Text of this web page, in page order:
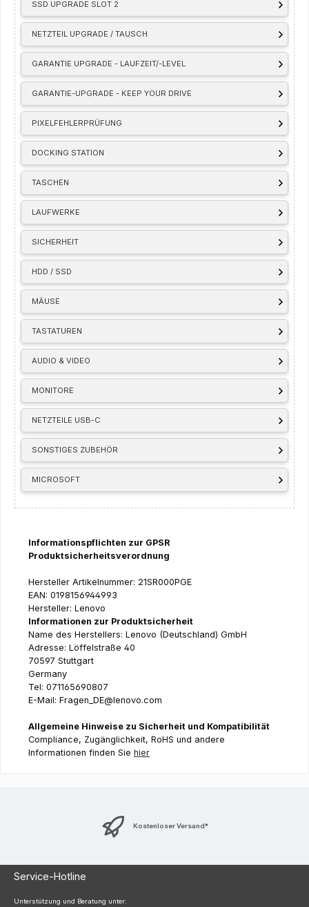
SSD UPGRADE SLOT 2
NETZTEIL UPGRADE / TAUSCH
GARANTIE UPGRADE - LAUFZEIT/-LEVEL
GARANTIE-UPGRADE - KEEP YOUR DRIVE
PIXELFEHLERPRÜFUNG
DOCKING STATION
TASCHEN
LAUFWERKE
SICHERHEIT
HDD / SSD
MÄUSE
TASTATUREN
AUDIO & VIDEO
MONITORE
NETZTEILE USB-C
SONSTIGES ZUBEHÖR
MICROSOFT
Informationspflichten zur GPSR
Produktsicherheitsverordnung
Hersteller Artikelnummer: 21SR000PGE
EAN: 0198156944993
Hersteller: Lenovo
Informationen zur Produktsicherheit
Name des Herstellers: Lenovo (Deutschland) GmbH
Adresse: Löffelstraße 40
70597 Stuttgart
Germany
Tel: 071165690807
E-Mail: Fragen_DE@lenovo.com
Allgemeine Hinweise zu Sicherheit und Kompatibilität
Compliance, Zugänglichkeit, RoHS und andere
Informationen finden Sie hier
Kostenloser Versand*
Service-Hotline
Unterstützung und Beratung unter: